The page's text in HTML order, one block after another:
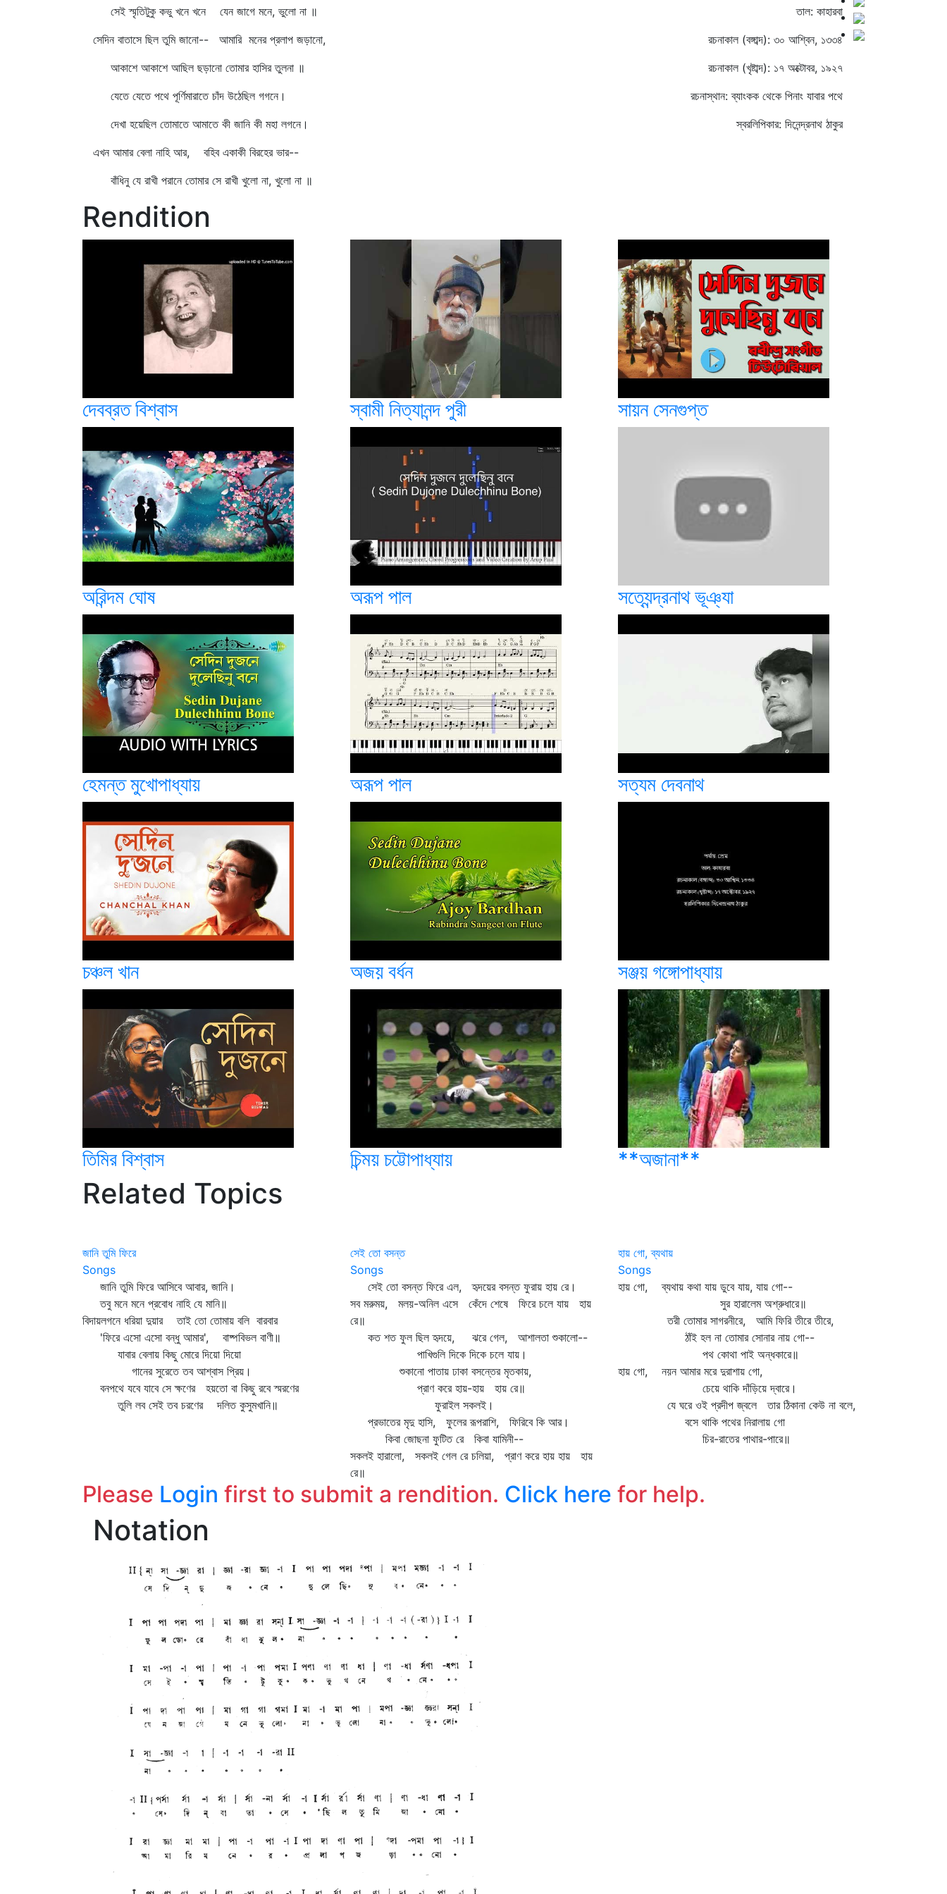
সেই স্মৃতিটুকু কভু খনে খনে যেন জাগে মনে, ভুলো না ॥
সেদিন বাতাসে ছিল তুমি জানো-- আমারি মনের প্রলাপ জড়ানো,
আকাশে আকাশে আছিল ছড়ানো তোমার হাসির তুলনা ॥
যেতে যেতে পথে পূর্ণিমারাতে চাঁদ উঠেছিল গগনে।
দেখা হয়েছিল তোমাতে আমাতে কী জানি কী মহা লগনে।
এখন আমার বেলা নাহি আর, বহিব একাকী বিরহের ভার--
বাঁধিনু যে রাখী পরানে তোমার সে রাখী খুলো না, খুলো না ॥
তাল: কাহারবা
রচনাকাল (বঙ্গাব্দ): ৩০ আশ্বিন, ১৩৩৪
রচনাকাল (খৃষ্টাব্দ): ১৭ অক্টোবর, ১৯২৭
রচনাস্থান: ব্যাংকক থেকে পিনাং যাবার পথে
স্বরলিপিকার: দিনেন্দ্রনাথ ঠাকুর
Rendition
দেবব্রত বিশ্বাস স্বামী নিত্যানন্দ পুরী সায়ন সেনগুপ্ত
অরিন্দম ঘোষ অরূপ পাল সত্যেন্দ্রনাথ ভূঞ্যা
হেমন্ত মুখোপাধ্যায় অরূপ পাল সত্যম দেবনাথ
চঞ্চল খান অজয় বর্ধন সঞ্জয় গঙ্গোপাধ্যায়
তিমির বিশ্বাস চিন্ময় চট্টোপাধ্যায় **অজানা**
Related Topics
জানি তুমি ফিরে
Songs
জানি তুমি ফিরে আসিবে আবার, জানি।
তবু মনে মনে প্রবোধ নাহি যে মানি॥
বিদায়লগনে ধরিয়া দুয়ার তাই তো তোমায় বলি বারবার
'ফিরে এসো এসো বন্ধু আমার', বাষ্পবিভল বাণী॥
যাবার বেলায় কিছু মোরে দিয়ো দিয়ো
গানের সুরেতে তব আশ্বাস প্রিয়।
বনপথে যবে যাবে সে ক্ষণের হয়তো বা কিছু রবে স্মরণের
তুলি লব সেই তব চরণের দলিত কুসুমখানি॥
সেই তো বসন্ত
Songs
সেই তো বসন্ত ফিরে এল, হৃদয়ের বসন্ত ফুরায় হায় রে।
সব মরুময়, মলয়-অনিল এসে কেঁদে শেষে ফিরে চলে যায় হায়
রে॥
কত শত ফুল ছিল হৃদয়ে, ঝরে গেল, আশালতা শুকালো--
পাখিগুলি দিকে দিকে চলে যায়।
শুকানো পাতায় ঢাকা বসন্তের মৃতকায়,
প্রাণ করে হায়-হায় হায় রে॥
ফুরাইল সকলই।
প্রভাতের মৃদু হাসি, ফুলের রূপরাশি, ফিরিবে কি আর।
কিবা জোছনা ফুটিত রে কিবা যামিনী--
সকলই হারালো, সকলই গেল রে চলিয়া, প্রাণ করে হায় হায় হায়
রে॥
হায় গো, ব্যথায়
Songs
হায় গো, ব্যথায় কথা যায় ডুবে যায়, যায় গো--
সুর হারালেম অশ্রুধারে॥
তরী তোমার সাগরনীরে, আমি ফিরি তীরে তীরে,
ঠাঁই হল না তোমার সোনার নায় গো--
পথ কোথা পাই অন্ধকারে॥
হায় গো, নয়ন আমার মরে দুরাশায় গো,
চেয়ে থাকি দাঁড়িয়ে দ্বারে।
যে ঘরে ওই প্রদীপ জ্বলে তার ঠিকানা কেউ না বলে,
বসে থাকি পথের নিরালায় গো
চির-রাতের পাথার-পারে॥
Please Login first to submit a rendition. Click here for help.
Notation